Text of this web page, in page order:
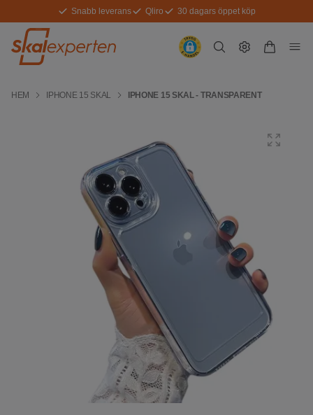
Snabb leverans Qliro 30 dagars öppet köp
HEM IPHONE 15 SKAL IPHONE 15 SKAL - TRANSPARENT